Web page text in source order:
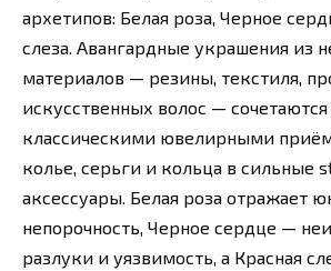
архетипов: Белая роза, Черное
слеза. Авангардные украшения из
материалов — резины, текстиля,
искусственных волос — сочетаются
классическими ювелирными
колье, серьги и кольца в сильные
аксессуары. Белая роза отражает
непорочность, Черное сердце —
разлуки и уязвимость, а Красная